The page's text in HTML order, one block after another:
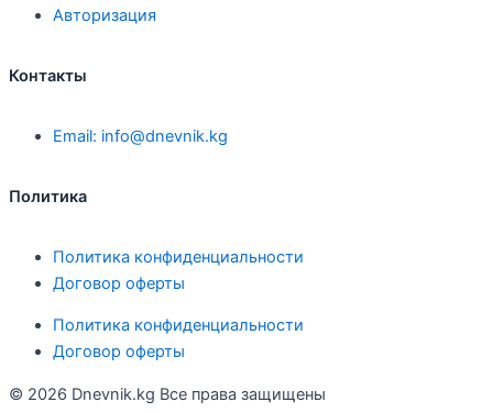
Авторизация
Контакты
Email: info@dnevnik.kg
Политика
Политика конфиденциальности
Договор оферты
Политика конфиденциальности
Договор оферты
© 2026 Dnevnik.kg Все права защищены